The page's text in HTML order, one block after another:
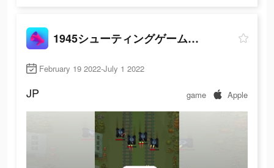
1945シューティングゲーム：飛行機ゲーム
February 19 2022-July 1 2022
JP game Apple